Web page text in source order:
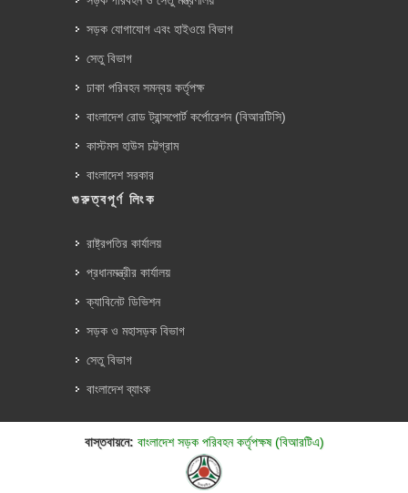
সড়ক যোগাযোগ এবং হাইওয়ে বিভাগ
সেতু বিভাগ
ঢাকা পরিবহন সমন্বয় কর্তৃপক্ষ
বাংলাদেশ রোড ট্রান্সপোর্ট কর্পোরেশন (বিআরটিসি)
কাস্টমস হাউস চট্টগ্রাম
বাংলাদেশ সরকার
গুরুত্বপূর্ণ লিংক
রাষ্ট্রপতির কার্যালয়
প্রধানমন্ত্রীর কার্যালয়
ক্যাবিনেট ডিভিশন
সড়ক ও মহাসড়ক বিভাগ
সেতু বিভাগ
বাংলাদেশ ব্যাংক
বাস্তবায়নে: বাংলাদেশ সড়ক পরিবহন কর্তৃপক্ষ (বিআরটিএ)